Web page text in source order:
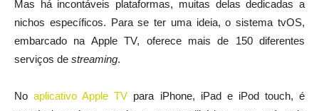
Mas há incontáveis plataformas, muitas delas dedicadas a
nichos específicos. Para se ter uma ideia, o sistema tvOS,
embarcado na Apple TV, oferece mais de 150 diferentes
serviços de streaming.
Noaplicativo Apple TV para iPhone, iPad e iPod touch, é